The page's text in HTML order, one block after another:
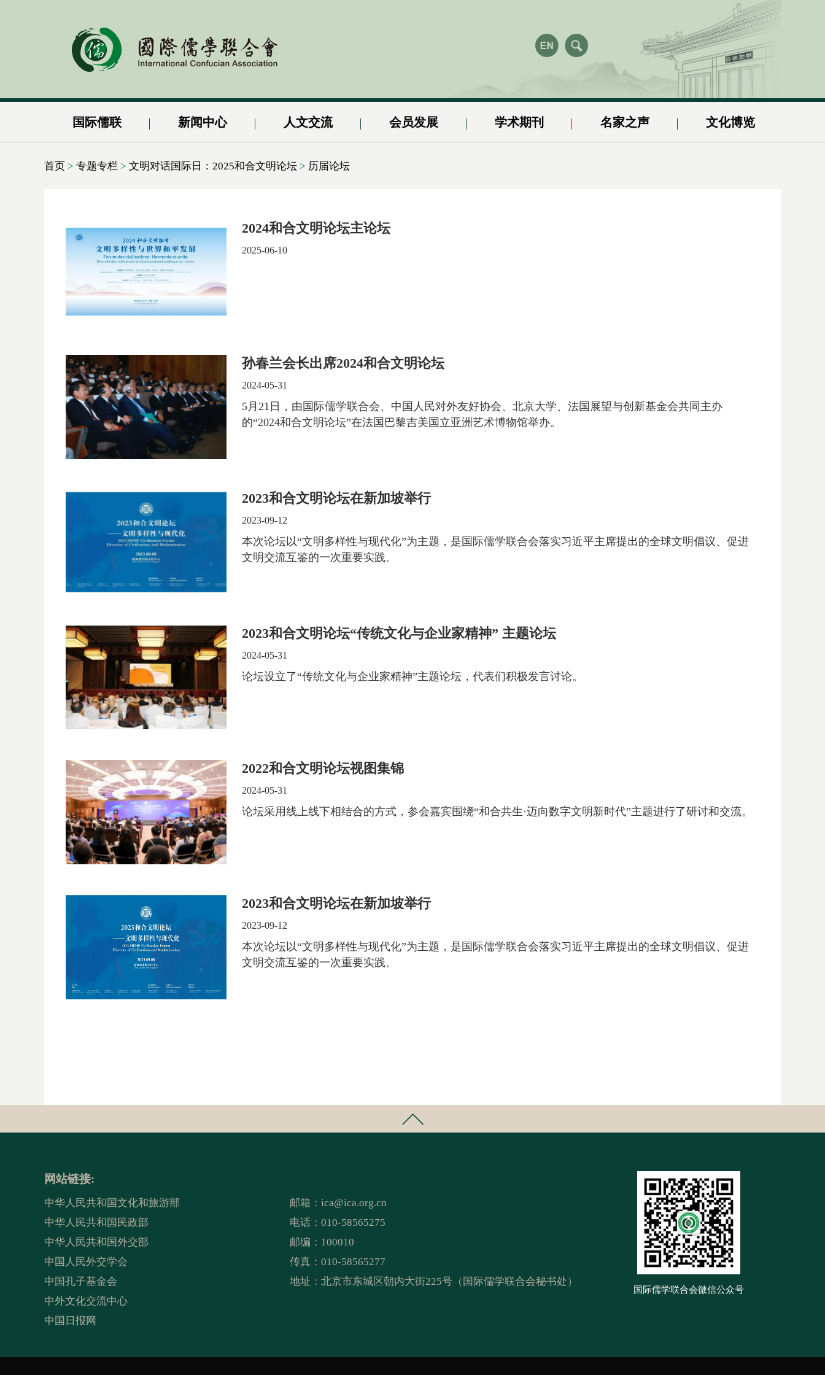
国际儒联 新闻中心 人文交流 会员发展 学术期刊 名家之声 文化博览
首页 > 专题专栏 > 文明对话国际日：2025和合文明论坛 > 历届论坛
2024和合文明论坛主论坛
2025-06-10
孙春兰会长出席2024和合文明论坛
2024-05-31
5月21日，由国际儒学联合会、中国人民对外友好协会、北京大学、法国展望与创新基金会共同主办
的“2024和合文明论坛”在法国巴黎吉美国立亚洲艺术博物馆举办。
2023和合文明论坛在新加坡举行
2023-09-12
本次论坛以“文明多样性与现代化”为主题，是国际儒学联合会落实习近平主席提出的全球文明倡议、促进
文明交流互鉴的一次重要实践。
2023和合文明论坛“传统文化与企业家精神” 主题论坛
2024-05-31
论坛设立了“传统文化与企业家精神”主题论坛，代表们积极发言讨论。
2022和合文明论坛视图集锦
2024-05-31
论坛采用线上线下相结合的方式，参会嘉宾围绕“和合共生·迈向数字文明新时代”主题进行了研讨和交流。
2023和合文明论坛在新加坡举行
2023-09-12
本次论坛以“文明多样性与现代化”为主题，是国际儒学联合会落实习近平主席提出的全球文明倡议、促进
文明交流互鉴的一次重要实践。
网站链接:
中华人民共和国文化和旅游部
中华人民共和国民政部
中华人民共和国外交部
中国人民外交学会
中国孔子基金会
中外文化交流中心
中国日报网
邮箱： ica@ica.org.cn
电话：010-58565275
邮编：100010
传真：010-58565277
地址：北京市东城区朝内大街225号（国际儒学联合会秘书处）
国际儒学联合会微信公众号